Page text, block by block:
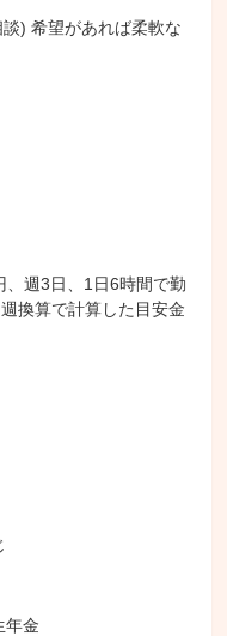
) 希望があれば柔軟な
週3日、1日6時間で勤
換算で計算した目安金
年金